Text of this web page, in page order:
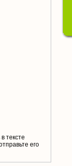
тексте
его